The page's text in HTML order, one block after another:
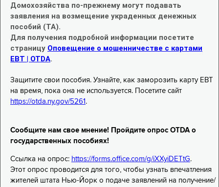
Домохозяйства по-прежнему могут подавать
заявления на возмещение украденных денежных
пособий (TA).
Для получения подробной информации посетите
страницу Оповещение о мошенничестве с картами
EBT | OTDA.
Защитите свои пособия. Узнайте, как заморозить карту EBT
на время, пока она не используется. Посетите сайт
https://otda.ny.gov/5261 .
Сообщите нам свое мнение! Пройдите опрос OTDA о
государственных пособиях!
Ссылка на опрос: https://forms.office.com/g/iXXyiDETtG.
Этот опрос проводится для того, чтобы узнать впечатления
жителей штата Нью-Йорк о подаче заявлений на получение/